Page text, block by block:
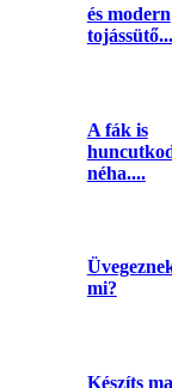
és modern
tojássütő...
A fák is
néha....
mi?
Készíts